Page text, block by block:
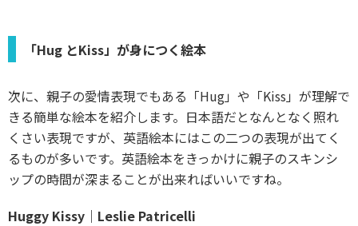
「Hug とKiss」が身につく絵本
次に、親子の愛情表現でもある「Hug」や「Kiss」が理解で
きる簡単な絵本を紹介します。日本語だとなんとなく照れ
くさい表現ですが、英語絵本にはこの二つの表現が出てく
るものが多いです。英語絵本をきっかけに親子のスキンシ
ップの時間が深まることが出来ればいいですね。
Huggy Kissy｜Leslie Patricelli